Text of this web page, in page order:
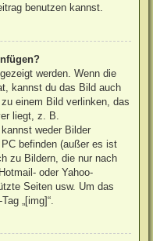
benutzen kannst.
werden. Wenn die
kannst du das Bild auch
einem Bild verlinken, das
liegt, z. B.
weder Bilder
befinden (außer es ist
zu Bildern, die nur nach
oder Yahoo-
Seiten usw. Um das
„[img]“.